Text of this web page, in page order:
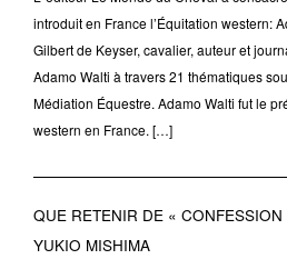
introduit en France l’Équitation western:
Gilbert de Keyser, cavalier, auteur et
Adamo Walti à travers 21 thématiques
Médiation Équestre. Adamo Walti fut le
western en France. […]
QUE RETENIR DE «
YUKIO MISHIMA